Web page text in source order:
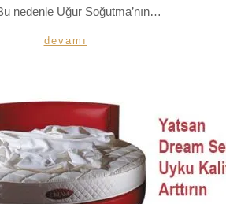
nedenle Uğur Soğutma’nın…
devamı